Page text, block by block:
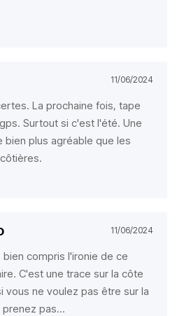
11/06/2024
La prochaine fois, tape
Surtout si c'est l'été. Une
bien plus agréable que les
11/06/2024
bien compris l'ironie de ce
C'est une trace sur la côte
vous ne voulez pas être sur la
pas...